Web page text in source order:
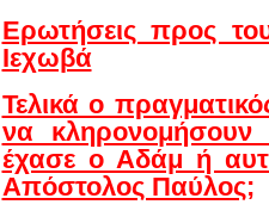
Ερωτήσεις προς
Ιεχωβά
Τελικά ο
να κληρονομήσουν
έχασε ο Αδάμ ή
Απόστολος Παύλος;